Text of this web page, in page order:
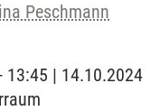
Peschmann
| 14.10.2024